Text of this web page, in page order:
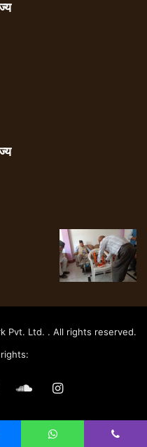
Pvt. Ltd. . All rights reserved.
SoundCloud
Instagram